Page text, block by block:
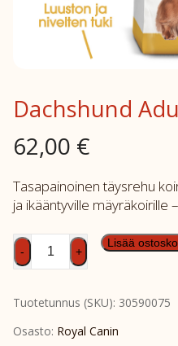
Dachshund
62,00 €
Tasapainoinen täysrehu
ja ikääntyville mäyräkoirille
Dachshund
Adult
määrä
- +
Lisää
Tuotetunnus (SKU): 30590075
Osasto: Royal Canin